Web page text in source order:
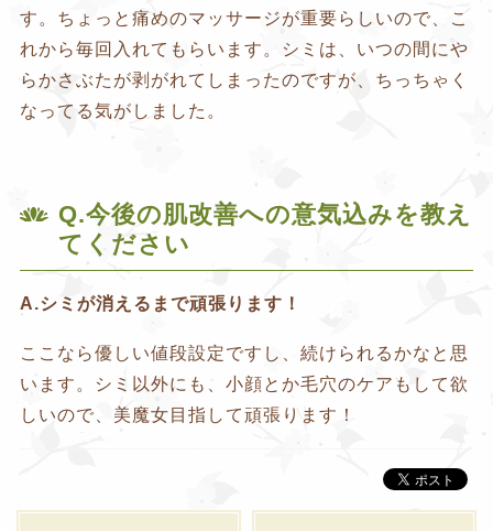
す。ちょっと痛めのマッサージが重要らしいので、こ
れから毎回入れてもらいます。シミは、いつの間にや
らかさぶたが剥がれてしまったのですが、ちっちゃく
なってる気がしました。
Q.今後の肌改善への意気込みを教え
てください
A.シミが消えるまで頑張ります！
ここなら優しい値段設定ですし、続けられるかなと思
います。シミ以外にも、小顔とか毛穴のケアもして欲
しいので、美魔女目指して頑張ります！